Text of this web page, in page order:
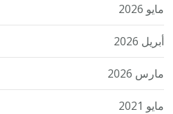
مايو 2026
أبريل 2026
مارس 2026
مايو 2021